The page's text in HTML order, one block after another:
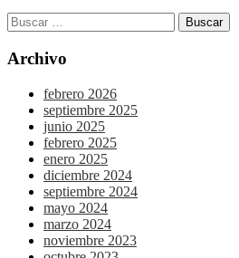
Archivo
febrero 2026
septiembre 2025
junio 2025
febrero 2025
enero 2025
diciembre 2024
septiembre 2024
mayo 2024
marzo 2024
noviembre 2023